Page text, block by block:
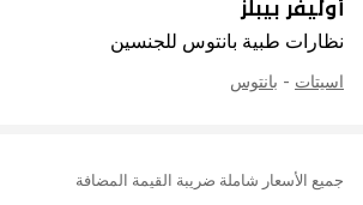
أوليفر بيبلز
نظارات طبية بانتوس للجنسين
اسيتات - بانتوس
جميع الأسعار شاملة ضريبة القيمة المضافة